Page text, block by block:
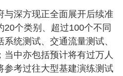
与深方现正全面展开后续准
个类别、超过100个不同
统测试、交通流量测试、
当中亦包括预计将有过万人
参考过往大型基建演练测试